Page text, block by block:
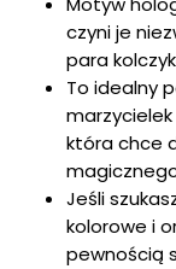
czyni je
para
To idealny
która chce
Jeśli
kolorowe i
pewnością